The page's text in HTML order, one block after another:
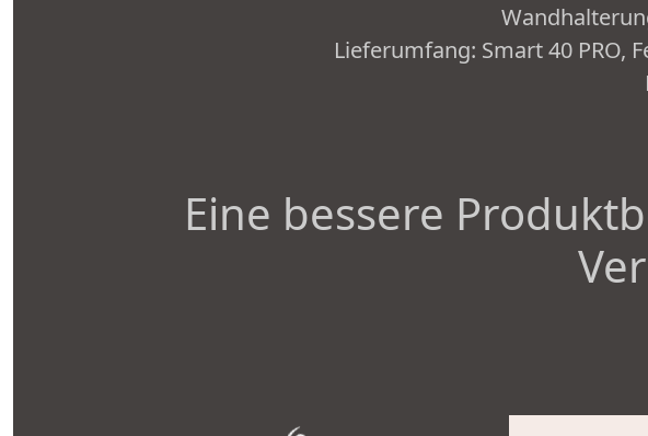
Lieferumfang: Smart 40 PRO,
Eine bessere